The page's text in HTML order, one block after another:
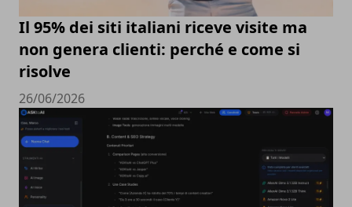
Il 95% dei siti italiani riceve visite ma
non genera clienti: perché e come si
risolve
26/06/2026